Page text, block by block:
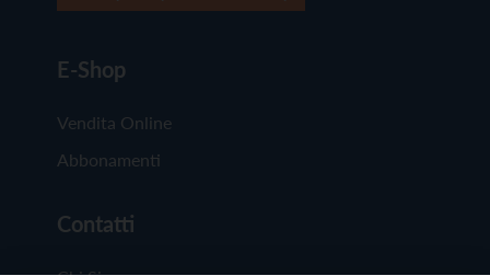
E-Shop
Vendita Online
Abbonamenti
Contatti